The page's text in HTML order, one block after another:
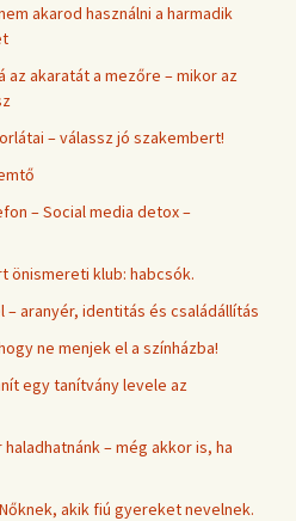
akarod használni a harmadik
akaratát a mezőre – mikor az
– válassz jó szakembert!
– Social media detox –
önismereti klub: habcsók.
aranyér, identitás és családállítás
ne menjek el a színházba!
egy tanítvány levele az
– még akkor is, ha
akik fiú gyereket nevelnek.